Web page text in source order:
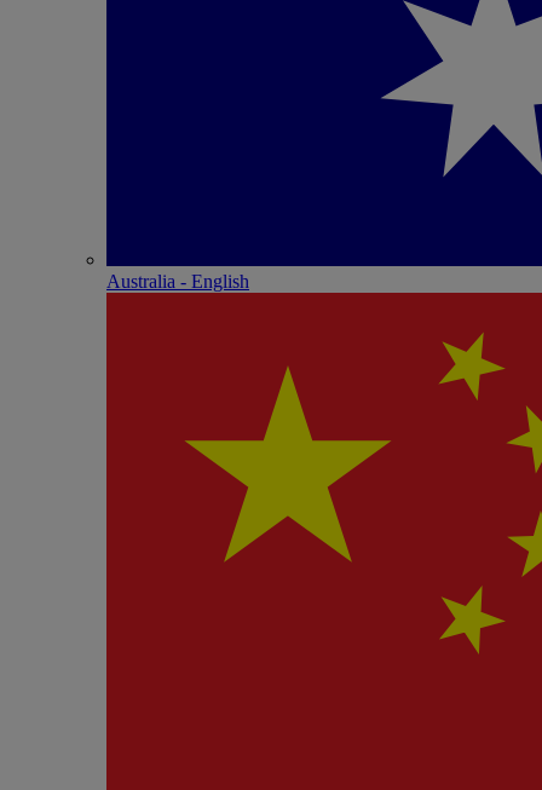
Australia - English